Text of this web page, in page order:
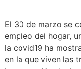
El 30 de marzo se
empleo del hogar,
la covid19 ha
en la que viven las